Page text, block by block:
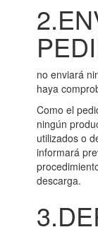
no enviará
haya
Como el
ningún
utilizados o
informará
descarga.